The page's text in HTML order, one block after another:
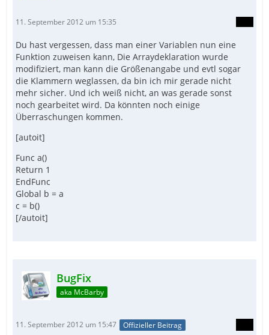
11. September 2012 um 15:35
Du hast vergessen, dass man einer Variablen nun eine
Funktion zuweisen kann, Die Arraydeklaration wurde
modifiziert, man kann die Größenangabe und evtl sogar
die Klammern weglassen, da bin ich mir gerade nicht
mehr sicher. Und ich weiß nicht, an was gerade sonst
noch gearbeitet wird. Da könnten noch einige
Überraschungen kommen.
[autoit]
Func a()
Return 1
EndFunc
Global b = a
c = b()
[/autoit]
BugFix
aka McBarby
11. September 2012 um 15:47 Offizieller Beitrag